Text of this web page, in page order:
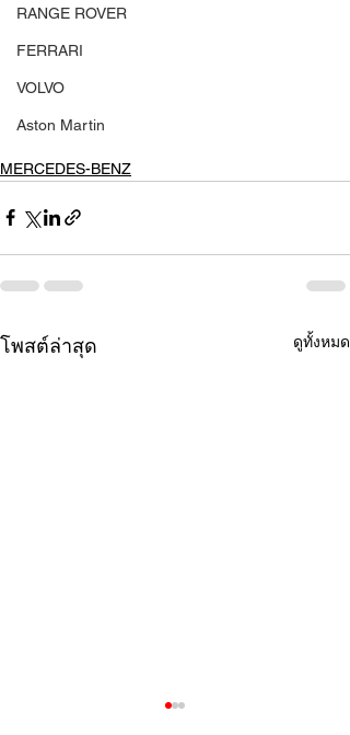
RANGE ROVER
FERRARI
VOLVO
Aston Martin
MERCEDES-BENZ
โพสต์ล่าสุด ดูทั้งหมด